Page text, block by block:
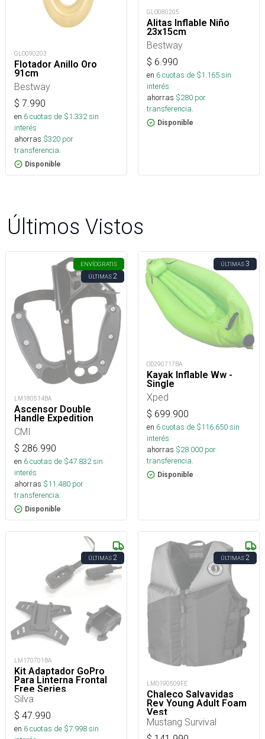
GLO090203
Flotador Anillo Oro
91cm
Bestway
$ 7.990
en 6cuotas de $1.332sin
interés
ahorras $320 por
transferencia.
Disponible
GLO080205
Alitas Inflable Niño
23x15cm
Bestway
$ 6.990
en 6cuotas de $1.165sin
interés
ahorras $280 por
transferencia.
Disponible
Últimos Vistos
ENVÍOGRATIS
ÚLTIMAS2
LM180514BA
Ascensor Double
Handle Expedition
CMI
$ 286.990
en 6cuotas de $47.832sin
interés
ahorras $11.480 por
transferencia.
Disponible
ÚLTIMAS3
OD290717BA
Kayak Inflable Ww -
Single
Xped
$ 699.900
en 6cuotas de $116.650sin
interés
ahorras $28.000 por
transferencia.
Disponible
ÚLTIMAS2
LM170701BA
Kit Adaptador GoPro
Para Linterna Frontal
Free Series
Silva
$ 47.990
en 6cuotas de $7.998sin
ÚLTIMAS2
LMO190509FE
Chaleco Salvavidas
Rev Young Adult Foam
Vest
Mustang Survival